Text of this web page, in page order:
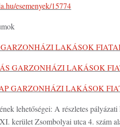
esemenyek/15774
LAKÁSOK
GARZONHÁZI LAKÁSOK
GARZONHÁZI LAKÁSOK
lehetőségei: A részletes
kerület Zsombolyai utca 4. szám